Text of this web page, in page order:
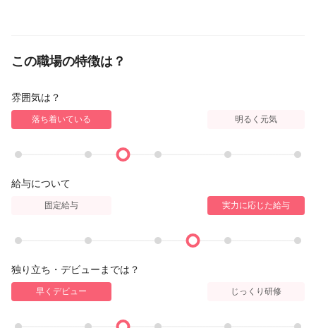
この職場の特徴は？
雰囲気は？
落ち着いている 明るく元気
給与について
固定給与 実力に応じた給与
独り立ち・デビューまでは？
早くデビュー じっくり研修